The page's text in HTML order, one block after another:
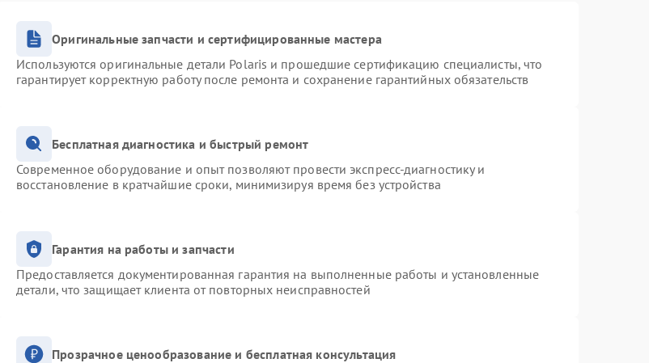
Оригинальные запчасти и сертифицированные мастера
Используются оригинальные детали Polaris и прошедшие сертификацию специалисты, что
гарантирует корректную работу после ремонта и сохранение гарантийных обязательств
Бесплатная диагностика и быстрый ремонт
Современное оборудование и опыт позволяют провести экспресс-диагностику и
восстановление в кратчайшие сроки, минимизируя время без устройства
Гарантия на работы и запчасти
Предоставляется документированная гарантия на выполненные работы и установленные
детали, что защищает клиента от повторных неисправностей
Прозрачное ценообразование и бесплатная консультация